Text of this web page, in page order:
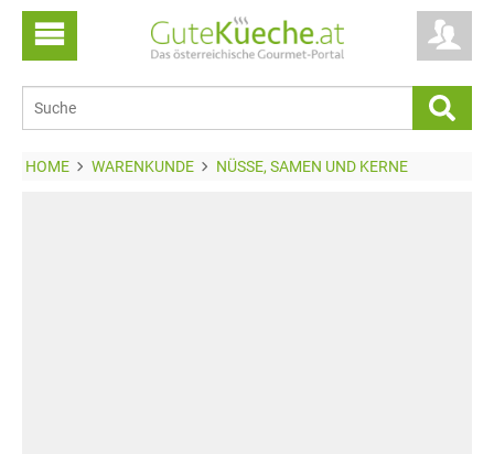
HOME WARENKUNDE NÜSSE, SAMEN UND KERNE